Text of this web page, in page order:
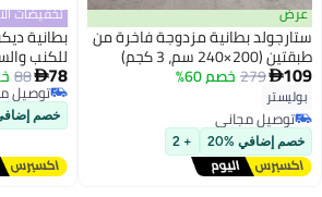
9
عرض
ستارجولد بطانية مزدوجة فاخرة من
طبقتين (200×240 سم، 3 كجم)
فائقة النعومة لراحة مثالية في
الشتاء، مثالية لأسرة النوم
المزدوجة، وتُعد خياراً ممتازاً
للأسرة الفردية، وتتميز بملمس
الفلانيل الدافئ
109
279 خصم 60%
بوليستر
توصيل مجاني
توصيل مجاني
خصم إضافي %20 + 2
تخفيضات
بطانية
للكنب
سم باللون
78
88
توصيل
توصيل
خصم إضافي